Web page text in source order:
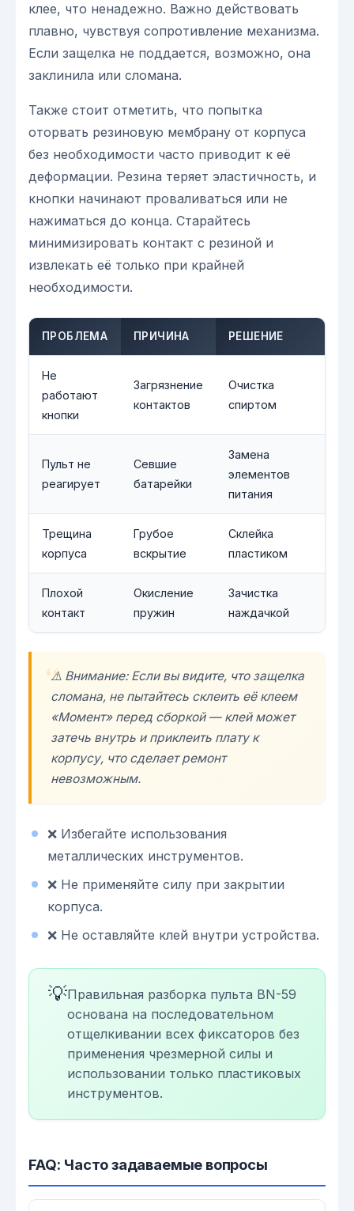
клее, что ненадежно. Важно действовать
плавно, чувствуя сопротивление механизма.
Если защелка не поддается, возможно, она
заклинила или сломана.
Также стоит отметить, что попытка
оторвать резиновую мембрану от корпуса
без необходимости часто приводит к её
деформации. Резина теряет эластичность, и
кнопки начинают проваливаться или не
нажиматься до конца. Старайтесь
минимизировать контакт с резиной и
извлекать её только при крайней
необходимости.
ПРОБЛЕМА ПРИЧИНА РЕШЕНИЕ
Не
работают
кнопки
Загрязнение
контактов
Очистка
спиртом
Пульт не
реагирует
Севшие
батарейки
Замена
элементов
питания
Трещина
корпуса
Грубое
вскрытие
Склейка
пластиком
Плохой
контакт
Окисление
пружин
Зачистка
наждачкой
⚠️ Внимание: Если вы видите, что защелка
сломана, не пытайтесь склеить её клеем
«Момент» перед сборкой — клей может
затечь внутрь и приклеить плату к
корпусу, что сделает ремонт
невозможным.
❌ Избегайте использования
металлических инструментов.
❌ Не применяйте силу при закрытии
корпуса.
❌ Не оставляйте клей внутри устройства.
💡Правильная разборка пульта BN-59
основана на последовательном
отщелкивании всех фиксаторов без
применения чрезмерной силы и
использовании только пластиковых
инструментов.
FAQ: Часто задаваемые вопросы